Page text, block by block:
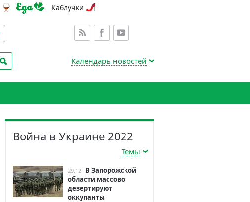
Каблучки
Календарь новостей
Война в Украине 2022
Темы
29.12 В Запорожской
области массово
дезертируют
оккупанты